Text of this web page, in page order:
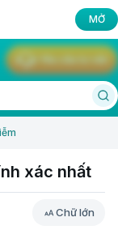
MỞ
xác nhất
Chữ lớn